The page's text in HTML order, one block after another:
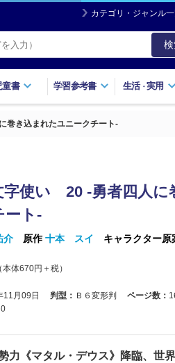
カテゴリ・ジャンル
童書 学習参考書 生活・実用
き込まれたユニークチート‐
字使い 20 ‐勇者四人に
ト‐
介 原作十本 スイ キャラクター原
本体670円＋税）
11月09日 判型： Ｂ６変形判 ページ数：
力《マタル・デウス》降臨、世